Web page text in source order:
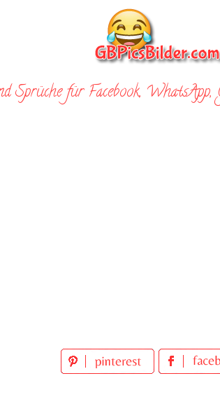
Sprüche für Facebook,